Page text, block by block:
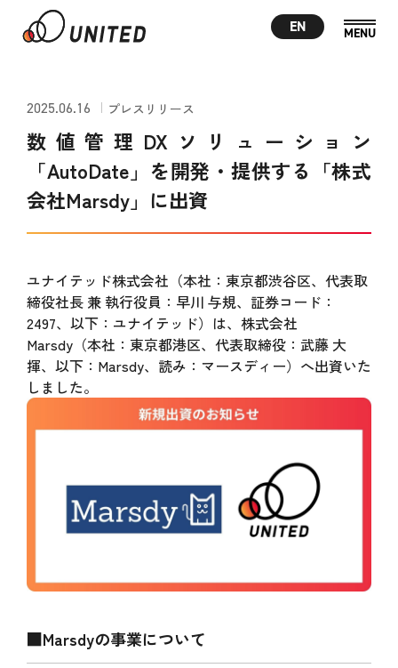
EN
2025.06.16 プレスリリース
数値管理DXソリューション
「AutoDate」を開発・提供する「株式
会社Marsdy」に出資
ユナイテッド株式会社（本社：東京都渋谷区、代表取
締役社長 兼 執行役員：早川 与規、証券コード：
2497、以下：ユナイテッド）は、株式会社
Marsdy（本社：東京都港区、代表取締役：武藤 大
揮、以下：Marsdy、読み：マースディー）へ出資いた
しました。
■Marsdyの事業について